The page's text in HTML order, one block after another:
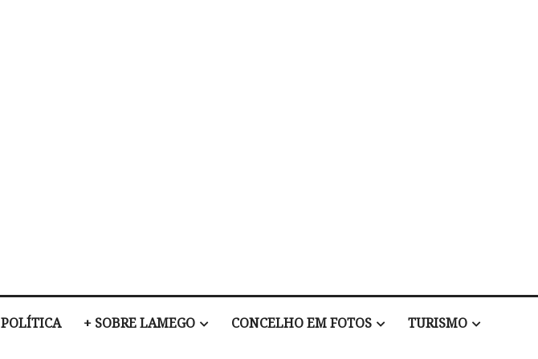
POLÍTICA + SOBRE LAMEGO CONCELHO EM FOTOS TURISMO